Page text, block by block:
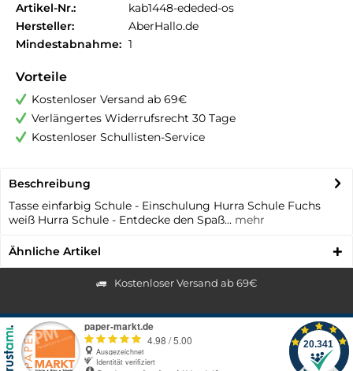
Artikel-Nr.:
kab1448-ededed-os
Hersteller:
AberHallo.de
Mindestabnahme: 1
Vorteile
Kostenloser Versand ab 69€
Verlängertes Widerrufsrecht 30 Tage
Kostenloser Schullisten-Service
Beschreibung
Tasse einfarbig Schule - Einschulung Hurra Schule Fuchs
weiß Hurra Schule - Entdecke den Spaß... mehr
Ähnliche Artikel
Kostenloser Versand ab 69€